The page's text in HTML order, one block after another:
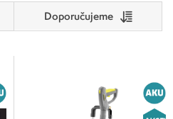
Doporučujeme
49 000